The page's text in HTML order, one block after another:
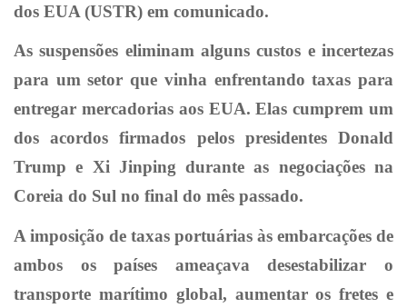
dos EUA (USTR) em comunicado.
As suspensões eliminam alguns custos e incertezas
para um setor que vinha enfrentando taxas para
entregar mercadorias aos EUA. Elas cumprem um
dos acordos firmados pelos presidentes Donald
Trump e Xi Jinping durante as negociações na
Coreia do Sul no final do mês passado.
A imposição de taxas portuárias às embarcações de
ambos os países ameaçava desestabilizar o
transporte marítimo global, aumentar os fretes e